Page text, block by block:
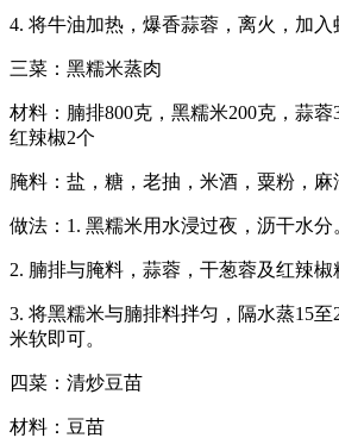
4. 将牛油加热，爆香蒜蓉，离火，加入
三菜：黑糯米蒸肉
材料：腩排800克，黑糯米200克，蒜蓉
红辣椒2个
腌料：盐，糖，老抽，米酒，粟粉，麻
做法：1. 黑糯米用水浸过夜，沥干水分
2. 腩排与腌料，蒜蓉，干葱蓉及红辣椒
3. 将黑糯米与腩排料拌匀，隔水蒸15
米软即可。
四菜：清炒豆苗
材料：豆苗